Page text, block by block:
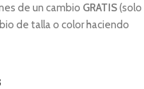
de un cambio GRATIS(solo
de talla o color haciendo